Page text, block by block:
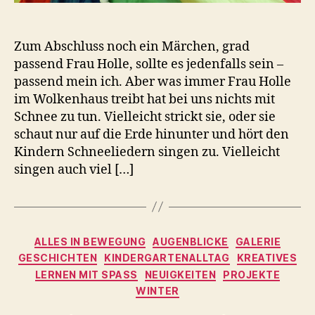
Zum Abschluss noch ein Märchen, grad
passend Frau Holle, sollte es jedenfalls sein –
passend mein ich. Aber was immer Frau Holle
im Wolkenhaus treibt hat bei uns nichts mit
Schnee zu tun. Vielleicht strickt sie, oder sie
schaut nur auf die Erde hinunter und hört den
Kindern Schneeliedern singen zu. Vielleicht
singen auch viel […]
Kategorien
ALLES IN BEWEGUNG AUGENBLICKE
GALERIE
GESCHICHTEN
KINDERGARTENALLTAG
KREATIVES
LERNEN MIT SPASS
NEUIGKEITEN
PROJEKTE
WINTER